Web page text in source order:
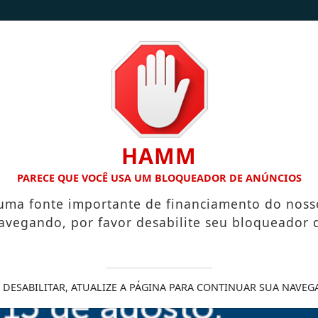
NOTÍCIAS /
PREFEITURA INICIA ELABORAÇÃO DO PLANO DE MANEJO
Global de ESG
social, companhia global
HAMM
PARECE QUE VOCÊ USA UM BLOQUEADOR DE ANÚNCIOS
fonte importante de financiamento do
por favor desabilite seu bloqueador
DESABILITAR, ATUALIZE A PÁGINA PARA CONTINUAR SUA